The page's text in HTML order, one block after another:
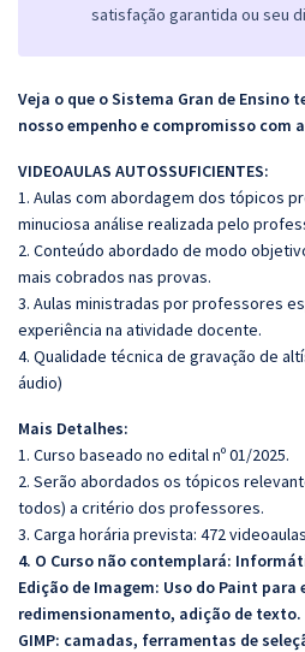
satisfação garantida ou seu
Veja o que o Sistema Gran de Ensino
nosso empenho e compromisso com
VIDEOAULAS AUTOSSUFICIENTES:
1. Aulas com abordagem dos tópicos
minuciosa análise realizada pelo
2. Conteúdo abordado de modo
mais cobrados nas provas.
3. Aulas ministradas por professores
experiência na atividade docente.
4. Qualidade técnica de gravação de
áudio)
Mais Detalhes:
1. Curso baseado no edital nº 01/2025.
2. Serão abordados os tópicos
todos) a critério dos professores.
3. Carga horária prevista: 472
4. O Curso não contemplará:
Edição de Imagem: Uso do Paint
redimensionamento, adição de
GIMP: camadas, ferramentas de